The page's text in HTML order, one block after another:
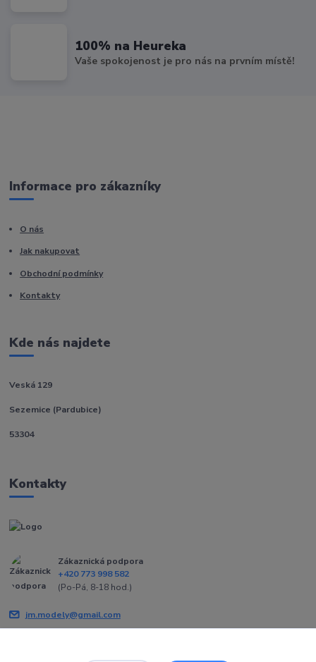
100% na Heureka
Vaše spokojenost je pro nás na prvním místě!
Informace pro zákazníky
O nás
Jak nakupovat
Obchodní podmínky
Kontakty
Kde nás najdete
Veská 129
Sezemice (Pardubice)
53304
Kontakty
Zákaznická podpora
+420 773 998 582
(Po-Pá, 8-18 hod.)
jm.modely@gmail.com